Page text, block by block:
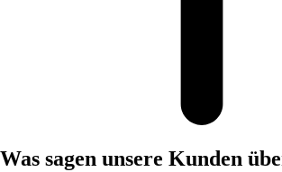
Was sagen unsere Kunden